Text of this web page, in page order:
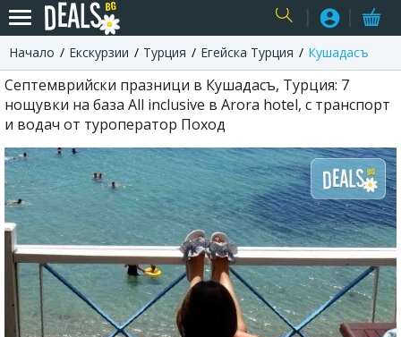
USER
Начало Екскурзии Турция Егейска Турция Кушадасъ
Септемврийски празници в Кушадасъ, Турция: 7
нощувки на база All inclusive в Arora hotel, с транспорт
и водач от туроператор Поход